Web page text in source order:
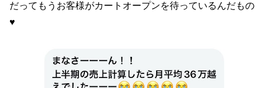
だってもうお客様がカートオープンを待っているんだもの
♥